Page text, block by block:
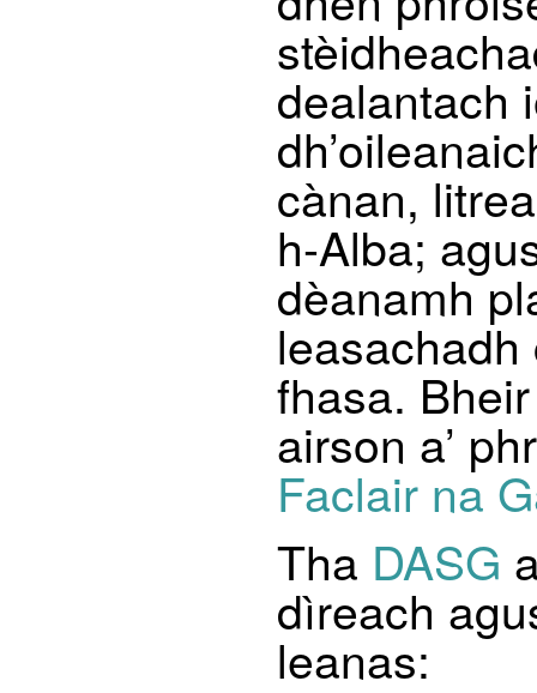
dealantach
cànan,
h-Alba;
dèanamh
leasachadh
fhasa.
airson a’
Faclair na
Tha DASG
dìreach
leanas: